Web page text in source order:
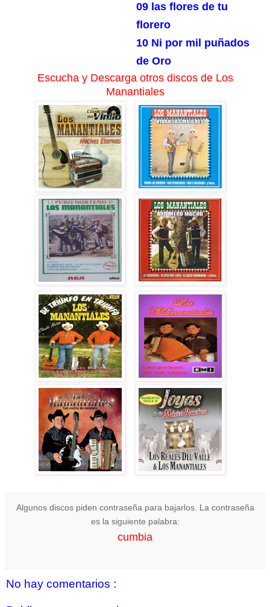
09 las flores de tu
florero
10 Ni por mil puñados
de Oro
Escucha y Descarga otros discos de Los
Manantiales
Algunos discos piden contraseña para bajarlos. La contraseña
es la siguiente palabra:
cumbia
No hay comentarios :